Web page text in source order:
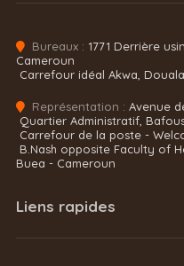
Bureaux : 1771 Derrière
Cameroun
Carrefour idéal Akwa,
Représentation : Avenue
Quartier Administratif,
Carrefour de la poste -
B.Nash opposite Faculty of
Buea - Cameroun
Liens rapides